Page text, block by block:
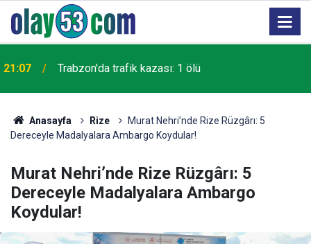
18:59 Rize’de otomobilin üzerine kaya düştü: 1 yaralı
Anasayfa Rize
Murat Nehri’nde Rize Rüzgârı: 5
Dereceyle Madalyalara Ambargo Koydular!
Murat Nehri’nde Rize Rüzgârı: 5
Dereceyle Madalyalara Ambargo
Koydular!